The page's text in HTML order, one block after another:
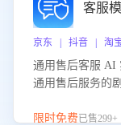
客服
京东 | 抖音 | 淘
通用售后客服 AI
通用售后服务的
的应对要点，轻
限时免费已售299+